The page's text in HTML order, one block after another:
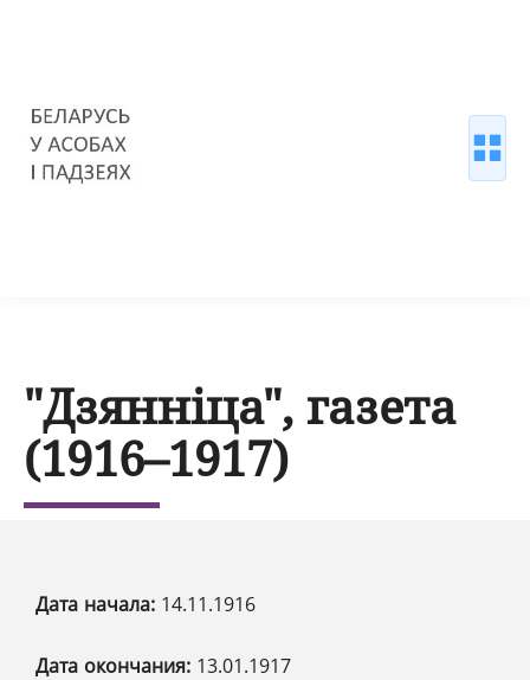
"Дзянніца", газета
(1916–1917)
Дата начала: 14.11.1916
Дата окончания: 13.01.1917